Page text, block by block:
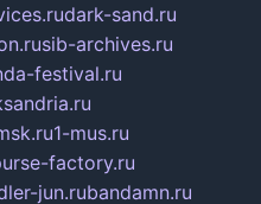
dark-sand.ru
sib-archives.ru
festival.ru
1-mus.ru
factory.ru
jun.rubandamn.ru